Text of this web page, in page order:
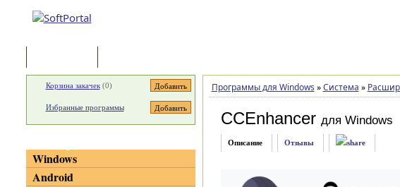
Программы для Windows » Система »
CCEnhancer для Windows
Описание Отзывы
Корзина закачек(0)
Избранные программы
Windows
Android